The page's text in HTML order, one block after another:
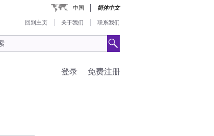
中国 简体中文
回到主页 关于我们 联系我们
免费注册
登录